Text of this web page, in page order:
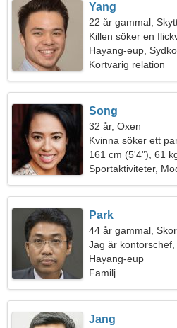
Yang
22 år gammal,
Killen söker en
Hayang-eup,
Kortvarig relation
Song
32 år, Oxen
Kvinna söker ett
161 cm (5'4"), 61
Sportaktiviteter,
Park
44 år gammal,
Jag är
kvinna
Hayang-eup
Familj
Jang